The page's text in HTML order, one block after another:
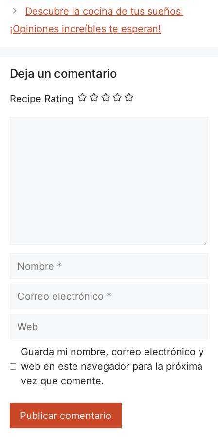
Descubre la cocina de tus sueños:
¡Opiniones increíbles te esperan!
Deja un comentario
Recipe Rating
Nombre
Correo
Web
Guarda mi nombre, correo electrónico y
web en este navegador para la próxima
vez que comente.